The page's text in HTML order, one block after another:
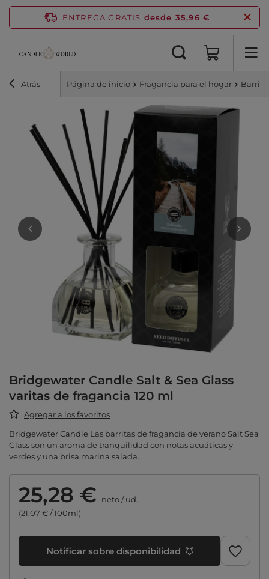
ENTREGA GRATIS desde 35,96 €
Atrás Página de inicio Fragancia para el hogar
Bridgewater Candle Salt & Sea Glass
varitas de fragancia 120 ml
Agregar a los favoritos
Bridgewater Candle Las barritas de fragancia de verano Salt Sea
Glass son un aroma de tranquilidad con notas acuáticas y
verdes y una brisa marina salada.
25,28 € neto/ud.
(21,07 € / 100ml)
Notificar sobre disponibilidad